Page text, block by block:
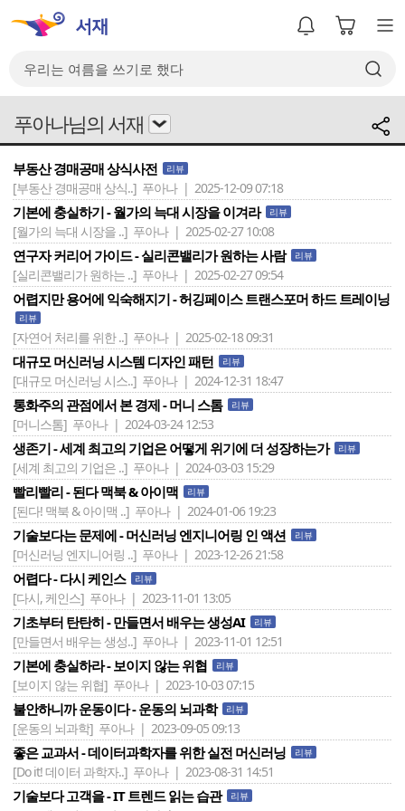
푸아나님의 서재
부동산 경매공매 상식사전 리뷰
[부동산 경매공매 상식..] 푸아나 | 2025-12-09 07:18
기본에 충실하기 - 월가의 늑대 시장을 이겨라 리뷰
[월가의 늑대 시장을 ..] 푸아나 | 2025-02-27 10:08
연구자 커리어 가이드 - 실리콘밸리가 원하는 사람 리뷰
[실리콘밸리가 원하는 ..] 푸아나 | 2025-02-27 09:54
어렵지만 용어에 익숙해지기 - 허깅페이스 트랜스포머 하드 트레이닝
리뷰
[자연어 처리를 위한 ..] 푸아나 | 2025-02-18 09:31
대규모 머신러닝 시스템 디자인 패턴 리뷰
[대규모 머신러닝 시스..] 푸아나 | 2024-12-31 18:47
통화주의 관점에서 본 경제 - 머니 스톰 리뷰
[머니스톰] 푸아나 | 2024-03-24 12:53
생존기 - 세계 최고의 기업은 어떻게 위기에 더 성장하는가 리뷰
[세계 최고의 기업은 ..] 푸아나 | 2024-03-03 15:29
빨리빨리 - 된다 맥북 & 아이맥 리뷰
[된다! 맥북 & 아이맥 ..] 푸아나 | 2024-01-06 19:23
기술보다는 문제에 - 머신러닝 엔지니어링 인 액션 리뷰
[머신러닝 엔지니어링 ..] 푸아나 | 2023-12-26 21:58
어렵다 - 다시 케인스 리뷰
[다시, 케인스] 푸아나 | 2023-11-01 13:05
기초부터 탄탄히 - 만들면서 배우는 생성AI 리뷰
[만들면서 배우는 생성..] 푸아나 | 2023-11-01 12:51
기본에 충실하라 - 보이지 않는 위협 리뷰
[보이지 않는 위협] 푸아나 | 2023-10-03 07:15
불안하니까 운동이다 - 운동의 뇌과학 리뷰
[운동의 뇌과학] 푸아나 | 2023-09-05 09:13
좋은 교과서 - 데이터과학자를 위한 실전 머신러닝 리뷰
[Do it! 데이터 과학자..] 푸아나 | 2023-08-31 14:51
기술보다 고객을 - IT 트렌드 읽는 습관 리뷰